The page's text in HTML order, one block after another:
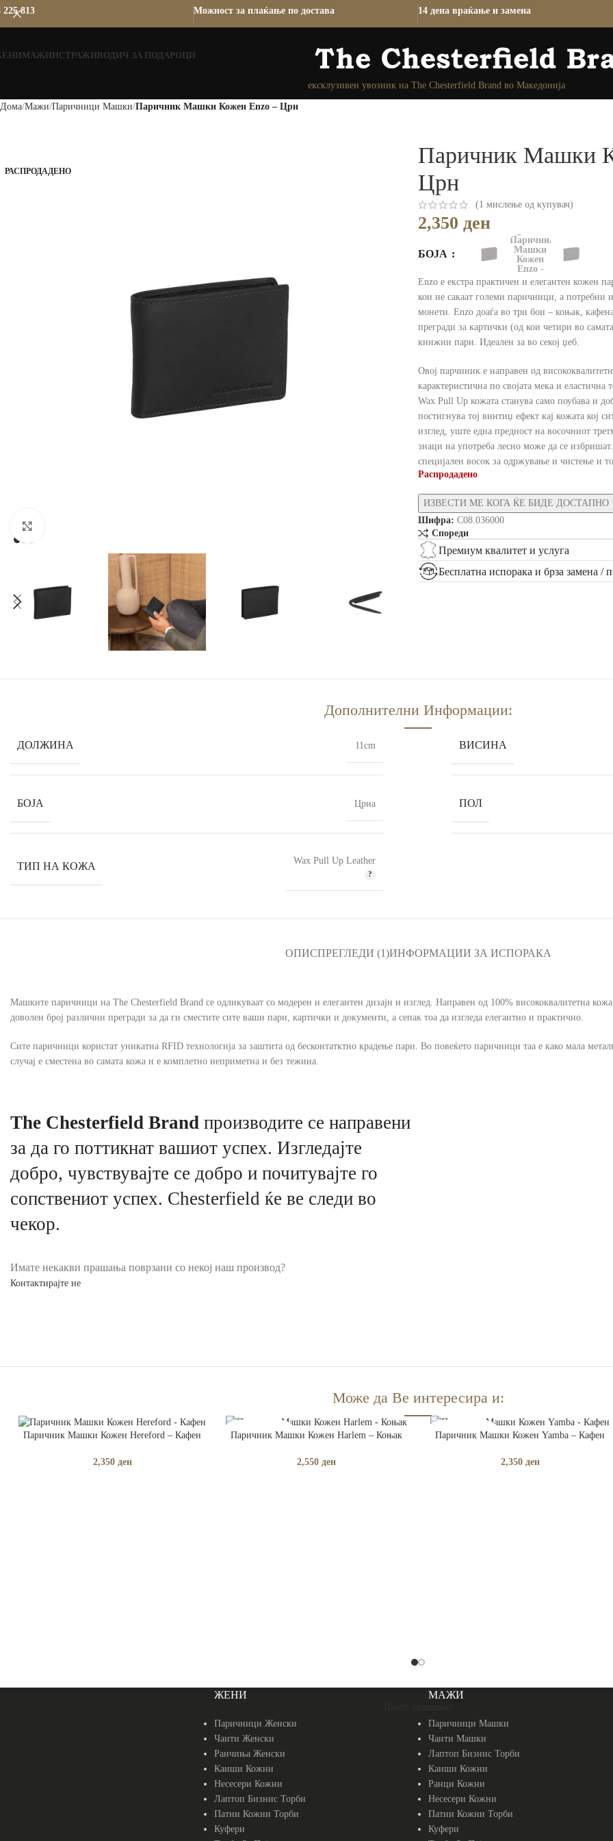
МАЖИИСТРАЖИВОДИЧ ЗА ПОДАРОЦИ
ексклузивен увозник на The Chesterfield Brand во Македонија
Дома Мажи Паричници Машки Паричник Машки Кожен Enzo – Црн
РАСПРОДАДЕНО
Паричник Машки
Црн
(1 мислење од купувач)
2,350 ден
БОЈА
Enzo e екстра практичен и елегантен кожен
кои не сакаат големи паричници, а потребни
монети. Enzo доаѓа во три бои – коњак,
прегради за картички (од кои четири во
книжни пари. Идеален за во секој џеб.
Овој парчиник е направен од
карактеристична по својата мека и еластична
Wax Pull Up кожата станува само поубава и
постигнува тој винтиџ ефект кај кожата кој
изглед, уште една предност на восочниот
знаци на употреба лесно може да се
специјален восок за одржување и чистење и
Распродадено
Шифра: C08.036000
Спореди
Премиум квалитет и услуга
Бесплатна испорака и брза замена /
Дополнителни Информации:
ДОЛЖИНА 11cm ВИСИНА
БОЈА Црна ПОЛ
ТИП НА КОЖА Wax Pull Up Leather
ОПИСПРЕГЛЕДИ (1)ИНФОРМАЦИИ ЗА ИСПОРАКА
Машките паричници на The Chesterfield Brand се одликуваат со модерен и елегантен дизајн и изглед. Направен од 100% висококвалитетна
доволен број различни прегради за да ги сместите сите ваши пари, картички и документи, а сепак тоа да изгледа елегантно и практично.
Сите паричници користат уникатна RFID технологија за заштита од бесконтатктно крадење пари. Во повеќето паричници таа е како мала
случај е сместена во самата кожа и е комплетно неприметна и без тежина.
The Chesterfield Brand производите се направени
за да го поттикнат вашиот успех. Изгледајте
добро, чувствувајте се добро и почитувајте го
сопствениот успех. Chesterfield ќе ве следи во
чекор.
Имате некакви прашања поврзани со некој наш производ?
Контактирајте не
Може да Ве интересира и:
ДОДАЈ ВО КОШНИЧКА
Паричник Машки Кожен Hereford – Кафен
2,350 ден
РАСПРОДАДЕНО
ПРОЧИТАЈ ПОВЕЌЕ
Паричник Машки Кожен Harlem – Коњак
2,550 ден
РАСПРОДАДЕНО
ПРОЧИТАЈ ПОВЕЌЕ
Паричник Машки Кожен Yamba – Кафен
2,350 ден
ЖЕНИ
Паричници Женски
Чанти Женски
Ранчиња Женски
Каиши Кожни
Несесери Кожни
Лаптоп Бизнис Торби
Патни Кожни Торби
Куфери
МАЖИ
Паричници Машки
Чанти Машки
Лаптоп Бизнис Торби
Каиши Кожни
Ранци Кожни
Несесери Кожни
Патни Кожни Торби
Куфери
225 813 Можност за плаќање по достава 14 дена враќање и замена